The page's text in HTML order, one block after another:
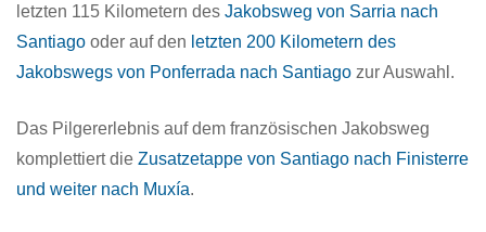
letzten 115 Kilometern des Jakobsweg von Sarria nach
Santiago oder auf den letzten 200 Kilometern des
Jakobswegs von Ponferrada nach Santiago zur Auswahl.
Das Pilgererlebnis auf dem französischen Jakobsweg
komplettiert die Zusatzetappe von Santiago nach Finisterre
und weiter nach Muxía.